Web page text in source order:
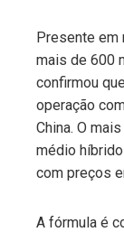
Presente em
mais de 600
confirmou
operação
China. O
médio
com preços
A fórmula é